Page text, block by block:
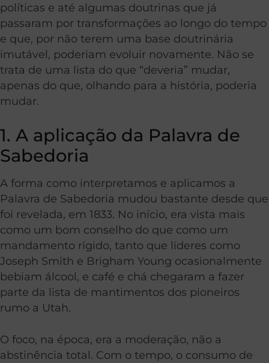
políticas e até algumas doutrinas que já
passaram por transformações ao longo do tempo
e que, por não terem uma base doutrinária
imutável, poderiam evoluir novamente. Não se
trata de uma lista do que “deveria” mudar,
apenas do que, olhando para a história, poderia
mudar.
1. A aplicação da Palavra de
Sabedoria
A forma como interpretamos e aplicamos a
Palavra de Sabedoria mudou bastante desde que
foi revelada, em 1833. No início, era vista mais
como um bom conselho do que como um
mandamento rígido, tanto que líderes como
Joseph Smith e Brigham Young ocasionalmente
bebiam álcool, e café e chá chegaram a fazer
parte da lista de mantimentos dos pioneiros
rumo a Utah.
O foco, na época, era a moderação, não a
abstinência total. Com o tempo, o consumo de